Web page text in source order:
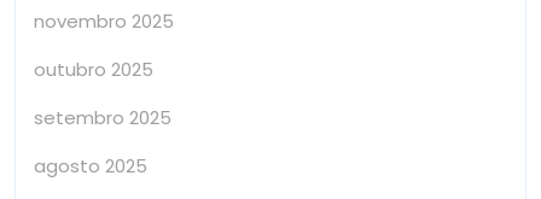
novembro 2025
outubro 2025
setembro 2025
agosto 2025